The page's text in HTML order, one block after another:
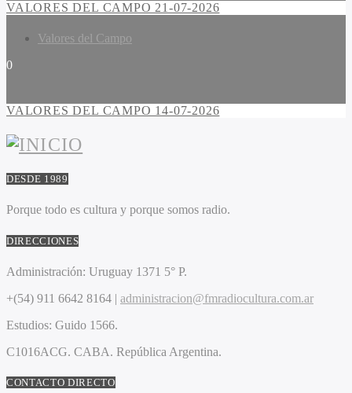
VALORES DEL CAMPO 21-07-2026
Valores del Campo
0
VALORES DEL CAMPO 14-07-2026
DESDE 1989
Porque todo es cultura y porque somos radio.
DIRECCIONES
Administración: Uruguay 1371 5° P.
+(54) 911 6642 8164 | administracion@fmradiocultura.com.ar
Estudios: Guido 1566.
C1016ACG. CABA. República Argentina.
CONTACTO DIRECTO